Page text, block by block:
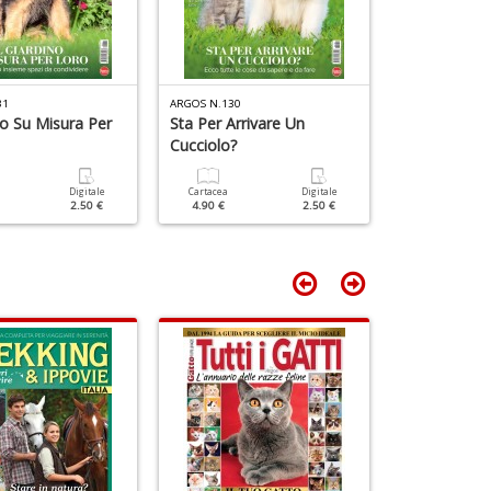
Su Misura Per
Digitale
2.50 €
ARGOS N.130
Sta Per Arrivare Un
Cucciolo?
Cartacea
4.90 €
Digitale
2.50 €